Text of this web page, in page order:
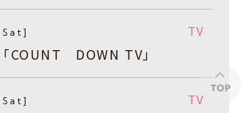
TV
COUNT DOWN TV」
TV